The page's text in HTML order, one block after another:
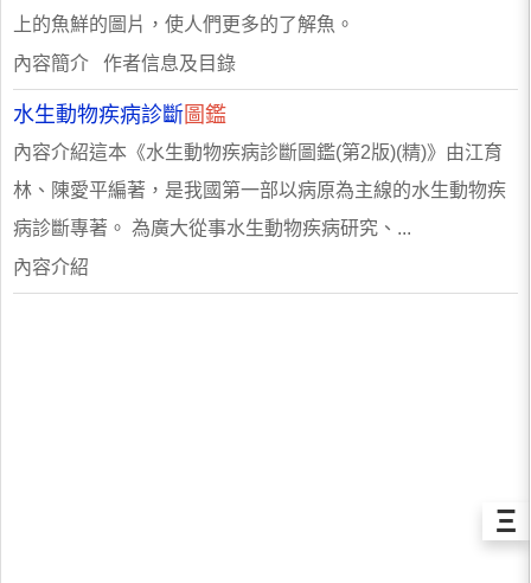
上的魚鮮的圖片，使人們更多的了解魚。
內容簡介 作者信息及目錄
水生動物疾病診斷圖鑑
內容介紹這本《水生動物疾病診斷圖鑑(第2版)(精)》由江育
林、陳愛平編著，是我國第一部以病原為主線的水生動物疾
病診斷專著。 為廣大從事水生動物疾病研究、...
內容介紹
Ξ